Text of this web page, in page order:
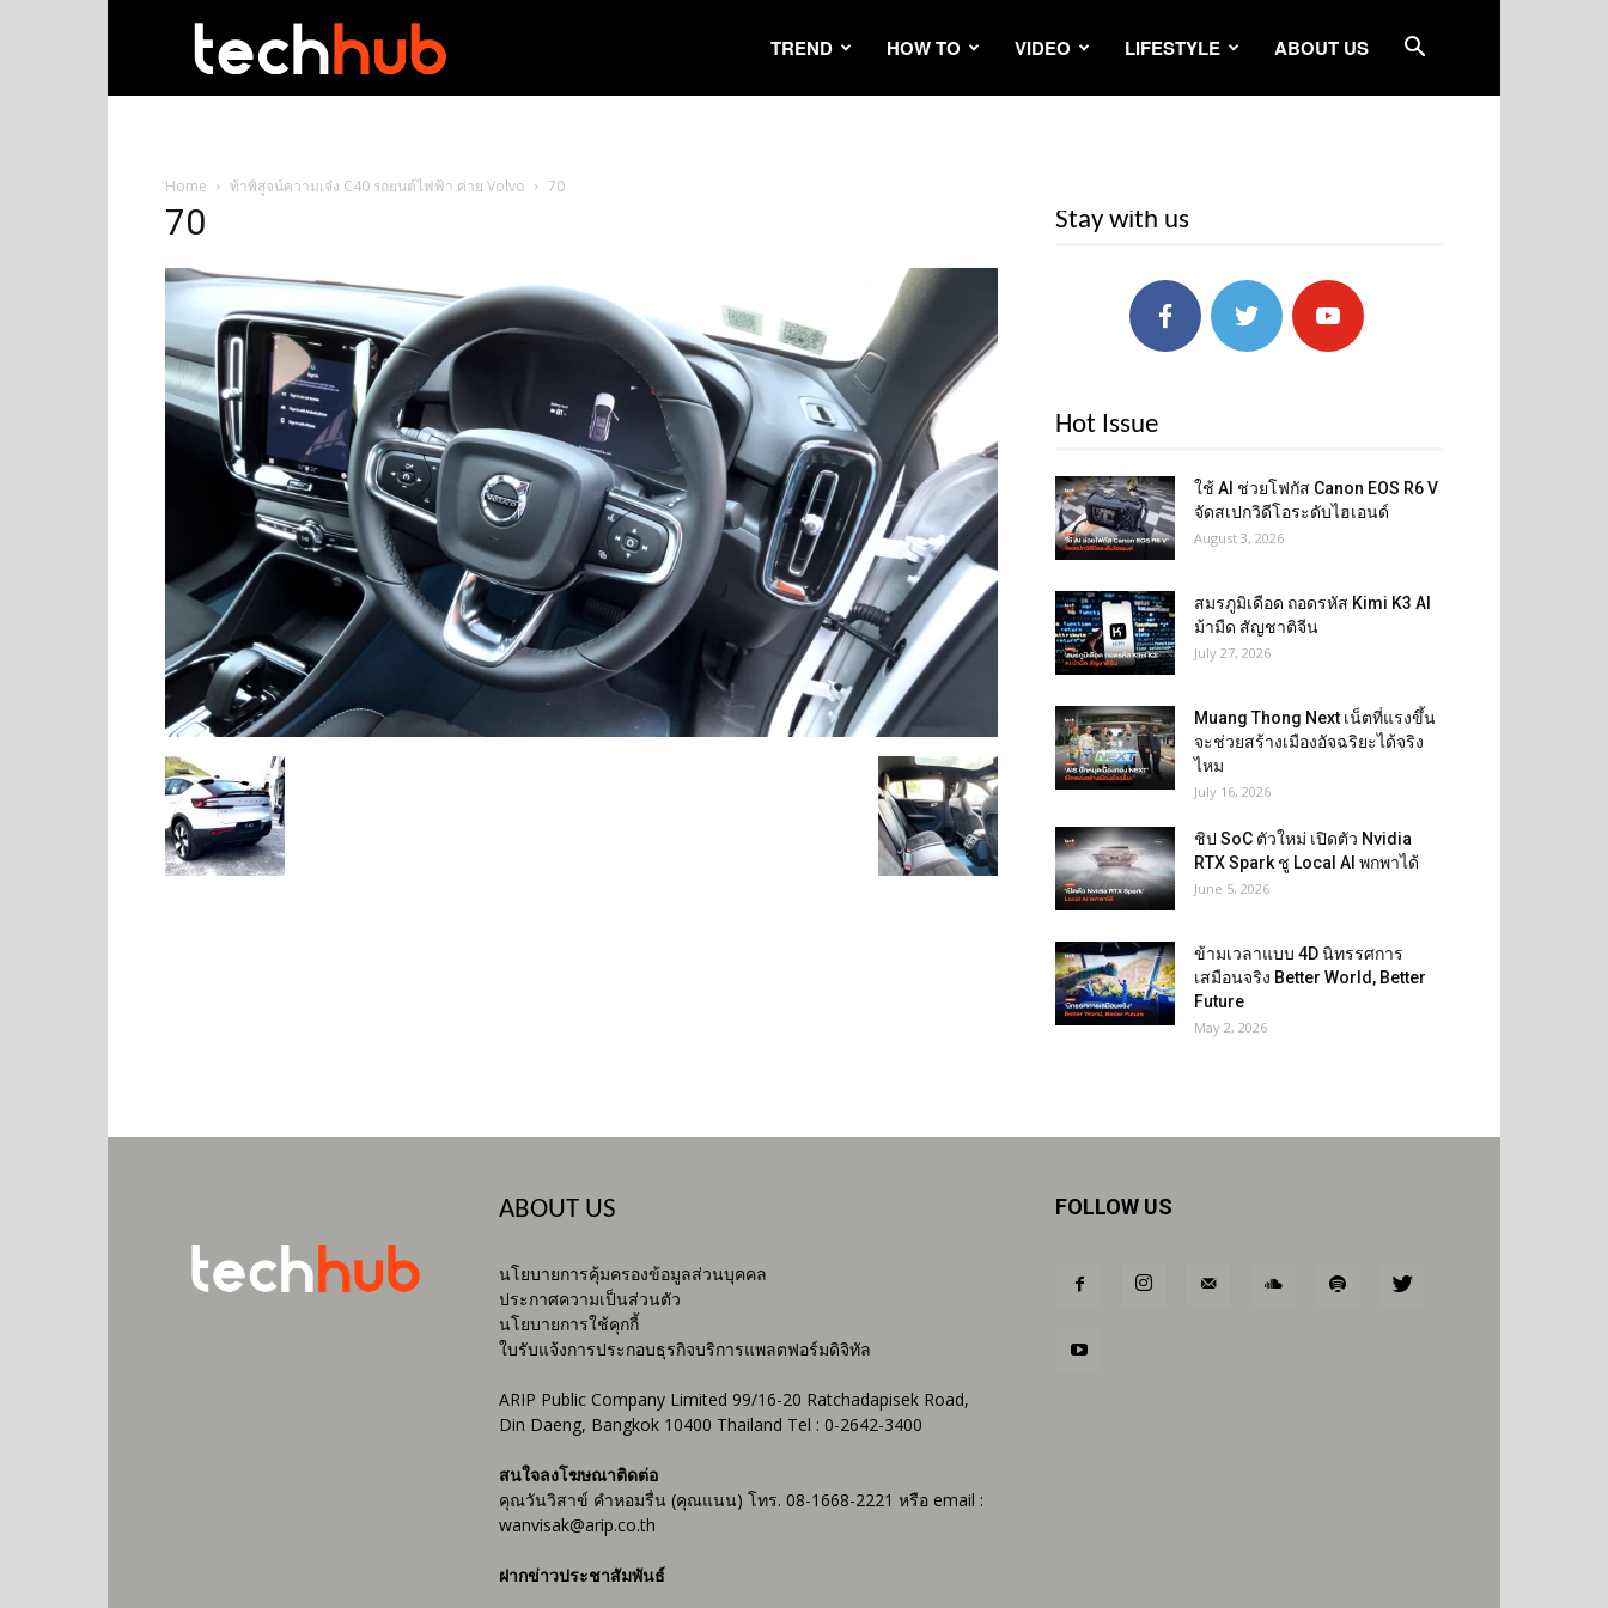
TREND HOW TO VIDEO LIFESTYLE ABOUT US
Home ท้าพิสูจน์ความเจ๋ง C40 รถยนต์ไฟฟ้า ค่าย Volvo 70
70 Stay with us
Hot Issue
ใช้ AI ช่วยโฟกัส Canon EOS R6 V
จัดสเปกวิดีโอระดับไฮเอนด์
August 3, 2026
สมรภูมิเดือด ถอดรหัส Kimi K3 AI
ม้ามืด สัญชาติจีน
July 27, 2026
Muang Thong Next เน็ตที่แรงขึ้น
จะช่วยสร้างเมืองอัจฉริยะได้จริง
ไหม
July 16, 2026
ชิป SoC ตัวใหม่ เปิดตัว Nvidia
RTX Spark ชู Local AI พกพาได้
June 5, 2026
ข้ามเวลาแบบ 4D นิทรรศการ
เสมือนจริง Better World, Better
Future
May 2, 2026
ABOUT US
นโยบายการคุ้มครองข้อมูลส่วนบุคคล
ประกาศความเป็นส่วนตัว
นโยบายการใช้คุกกี้
ใบรับแจ้งการประกอบธุรกิจบริการแพลตฟอร์มดิจิทัล
ARIP Public Company Limited 99/16-20 Ratchadapisek Road,
Din Daeng, Bangkok 10400 Thailand Tel : 0-2642-3400
สนใจลงโฆษณาติดต่อ
คุณวันวิสาข์ คำหอมรื่น (คุณแนน) โทร. 08-1668-2221 หรือ email :
wanvisak@arip.co.th
ฝากข่าวประชาสัมพันธ์
FOLLOW US